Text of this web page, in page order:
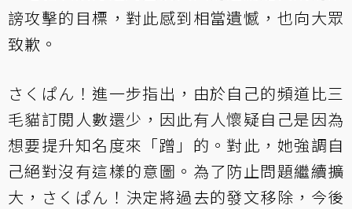
謗攻擊的目標，對此感到相當遺憾，也向大眾
致歉。
さくぱん！進一步指出，由於自己的頻道比三
毛貓訂閱人數還少，因此有人懷疑自己是因為
想要提升知名度來「蹭」的。對此，她強調自
己絕對沒有這樣的意圖。為了防止問題繼續擴
大，さくぱん！決定將過去的發文移除，今後